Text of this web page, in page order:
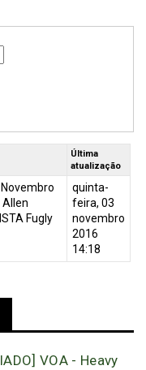
Última
atualização
Allen
Fugly
quinta-
feira, 03
novembro
2016
14:18
VOA - Heavy